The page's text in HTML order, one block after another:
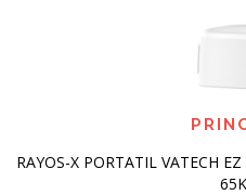
RAYOS-X PORTATIL VATECH